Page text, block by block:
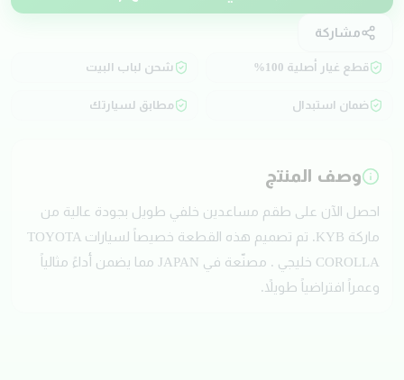
مشاركة
قطع غيار أصلية 100% شحن لباب البيت
ضمان استبدال مطابق لسيارتك
وصف المنتج
احصل الآن على طقم مساعدين خلفي طويل بجودة عالية من
ماركة KYB. تم تصميم هذه القطعة خصيصاً لسيارات TOYOTA
COROLLA خليجي . مصنّعة في JAPAN مما يضمن أداءً مثالياً
وعمراً افتراضياً طويلاً.